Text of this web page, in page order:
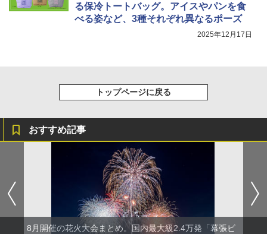
る保冷トートバッグ。アイスやパンを食
べる姿など、3種それぞれ異なるポーズ
2025年12月17日
トップページに戻る
おすすめ記事
8月開催の花火大会まとめ。国内最大級2.4万発「幕張ビ